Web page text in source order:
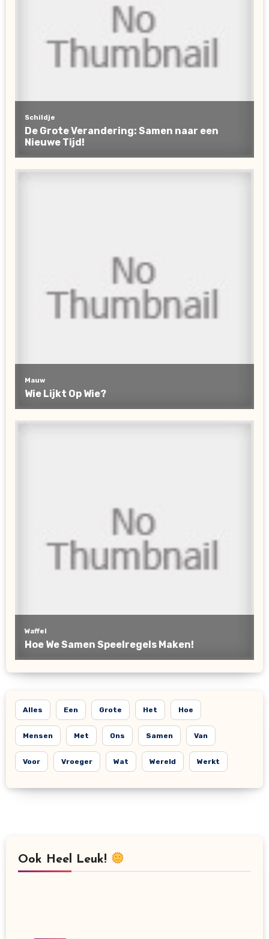
Alles Een Grote Het Hoe
Mensen Met Ons Samen Van
Voor Vroeger Wat Wereld Werkt
Ook Heel Leuk!